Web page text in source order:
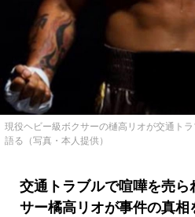
現役ヘビー級ボクサーの樋高リオが交通ト
語る（写真・本人提供）
交通トラブルで喧嘩を売
サー橘高リオが事件の真